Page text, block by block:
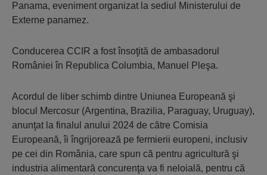
Panama, eveniment organizat la sediul Ministerului de
Externe panamez.
Conducerea CCIR a fost însoţită de ambasadorul
României în Republica Columbia, Manuel Pleşa.
Acordul de liber schimb dintre Uniunea Europeană şi
blocul Mercosur (Argentina, Brazilia, Paraguay, Uruguay),
anunţat la finalul anului 2024 de către Comisia
Europeană, îi îngrijorează pe fermierii europeni, inclusiv
pe cei din România, care spun că pentru agricultură şi
industria alimentară concurenţa va fi neloială, pentru că